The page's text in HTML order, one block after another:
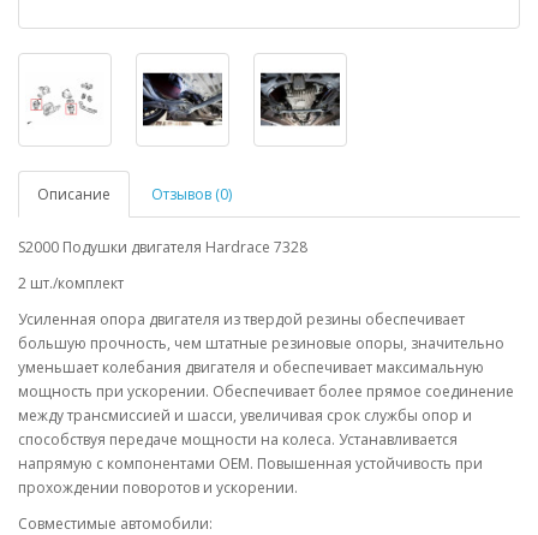
Описание Отзывов (0)
S2000 Подушки двигателя Hardrace 7328
2 шт./комплект
Усиленная опора двигателя из твердой резины обеспечивает
большую прочность, чем штатные резиновые опоры, значительно
уменьшает колебания двигателя и обеспечивает максимальную
мощность при ускорении. Обеспечивает более прямое соединение
между трансмиссией и шасси, увеличивая срок службы опор и
способствуя передаче мощности на колеса. Устанавливается
напрямую с компонентами OEM. Повышенная устойчивость при
прохождении поворотов и ускорении.
Совместимые автомобили: